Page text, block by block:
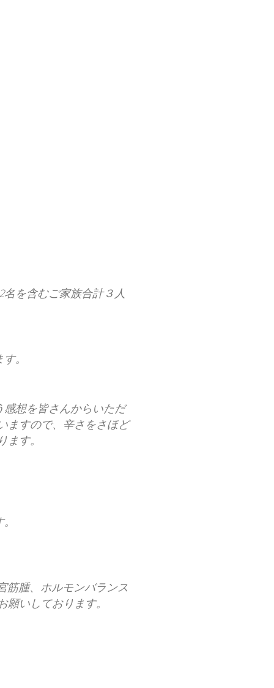
を含むご家族合計３人
。
想を皆さんからいただ
ますので、辛さをさほど
す。
筋腫、ホルモンバランス
いしております。